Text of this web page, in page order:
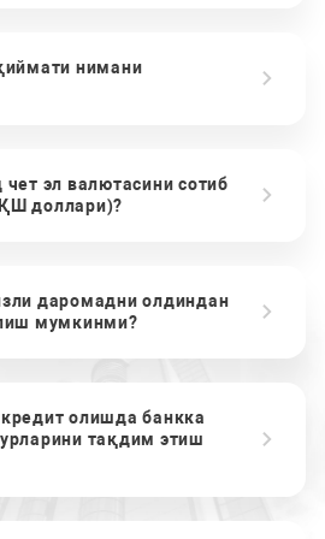
нимани
эл валютасини сотиб
доллари)?
даромадни олдиндан
мумкинми?
олишда банкка
тақдим этиш